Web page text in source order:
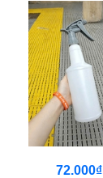
72.000₫